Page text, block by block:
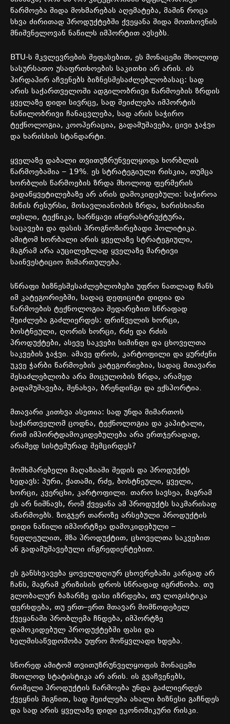
წარმოება შიდა მოხმარებას აღემატება, მაშინ როცა
სხვა ძირითად პროდუქტებში ქვეყანა შიდა მოთხოვნის
მნიშვნელოვან ნაწილს იმპორტით ავსებს.
BTU-ს მკვლევრების შეფასებით, ეს მონაცემი მხოლოდ
სასურსათო უსაფრთხოების საკითხი არ არის. ის
პირდაპირ აჩვენებს ბიზნესშესაძლებლობასაც: სად
არის საქართველოში ადგილობრივი წარმოების ზრდის
ყველაზე დიდი სივრცე, სად შეიძლება იმპორტის
ნაწილობრივი ჩანაცვლება, სად არის საჭირო
ტექნოლოგია, კოოპერაცია, გადამუშავება, ცივი ჯაჭვი
და ხარისხის სტანდარტი.
ყველაზე დაბალი თვითუზრუნველყოფა ხორბლის
წარმოებაშია – 19%. ეს სტრატეგიული რისკია, თუმცა
ხორბლის წარმოების ზრდა მხოლოდ ფერმერის
გადაწყვეტილებაზე არ არის დამოკიდებული: საჭიროა
მიწის რესურსი, მოსავლიანობის ზრდა, ხარისხიანი
თესლი, ტექნიკა, სარწყავი ინფრასტრუქტურა,
საცავები და ფასის პროგნოზირებადი პოლიტიკა.
ამიტომ ხორბალი არის ყველაზე სტრატეგიული,
მაგრამ არა აუცილებლად ყველაზე მარტივი
საინვესტიციო მიმართულება.
სწრაფი ბიზნესშესაძლებლობები უფრო ნათლად ჩანს
იმ კატეგორიებში, სადაც დეფიციტი დიდია და
წარმოების ტექნოლოგია შედარებით სწრაფად
შეიძლება გაძლიერდეს: ფრინველის ხორცი,
ბოსტნეული, ღორის ხორცი, რძე და რძის
პროდუქტები, ასევე საკვები სიმინდი და ცხოველთა
საკვების ჯაჭვი. ამავე დროს, კარტოფილი და ყურძენი
უკვე ჭარბი წარმოების კატეგორიებია, სადაც მთავარი
შესაძლებლობა არა მოცულობის ზრდა, არამედ
გადამუშავება, შენახვა, ბრენდინგი და ექსპორტია.
მთავარი კითხვა ასეთია: სად უნდა მიმართოს
საქართველომ ცოდნა, ტექნოლოგია და კაპიტალი,
რომ იმპორტდამოკიდებულება არა ერთჯერადად,
არამედ სისტემურად შემცირდეს?
მომხმარებელი მაღაზიაში შედის და პროდუქტს
ხედავს: პური, ქათამი, რძე, ბოსტნეული, ყველი,
ხორცი, კვერცხი, კარტოფილი. თარო სავსეა, მაგრამ
ეს არ ნიშნავს, რომ ქვეყანა ამ პროდუქტს საკმარისად
აწარმოებს. ზოგჯერ თაროზე არსებული პროდუქტის
დიდი ნაწილი იმპორტზეა დამოკიდებული –
ნედლეულით, მზა პროდუქტით, ცხოველთა საკვებით
ან გადამუშავებული ინგრედიენტებით.
ეს განსხვავება ყოველდღიურ ცხოვრებაში კარგად არ
ჩანს, მაგრამ კრიზისის დროს სწრაფად იგრძნობა. თუ
გლობალურ ბაზარზე ფასი იზრდება, თუ ლოგისტიკა
ფერხდება, თუ ერთ–ერთ მთავარ მომწოდებელ
ქვეყანაში პრობლემა ჩნდება, იმპორტზე
დამოკიდებულ პროდუქტებში ფასი და
ხელმისაწვდომობა უფრო მოწყვლადი ხდება.
სწორედ ამიტომ თვითუზრუნველყოფის მონაცემი
მხოლოდ სტატისტიკა არ არის. ის გვაჩვენებს,
რომელი პროდუქტის წარმოება უნდა გაძლიერდეს
ქვეყნის შიგნით, სად შეიძლება ახალი ბიზნესი გაჩნდეს
და სად არის ყველაზე დიდი ეკონომიკური რისკი.